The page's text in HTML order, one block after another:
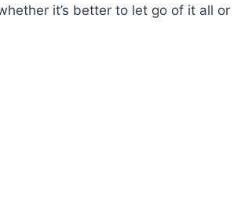
it’s better to let go of it all or